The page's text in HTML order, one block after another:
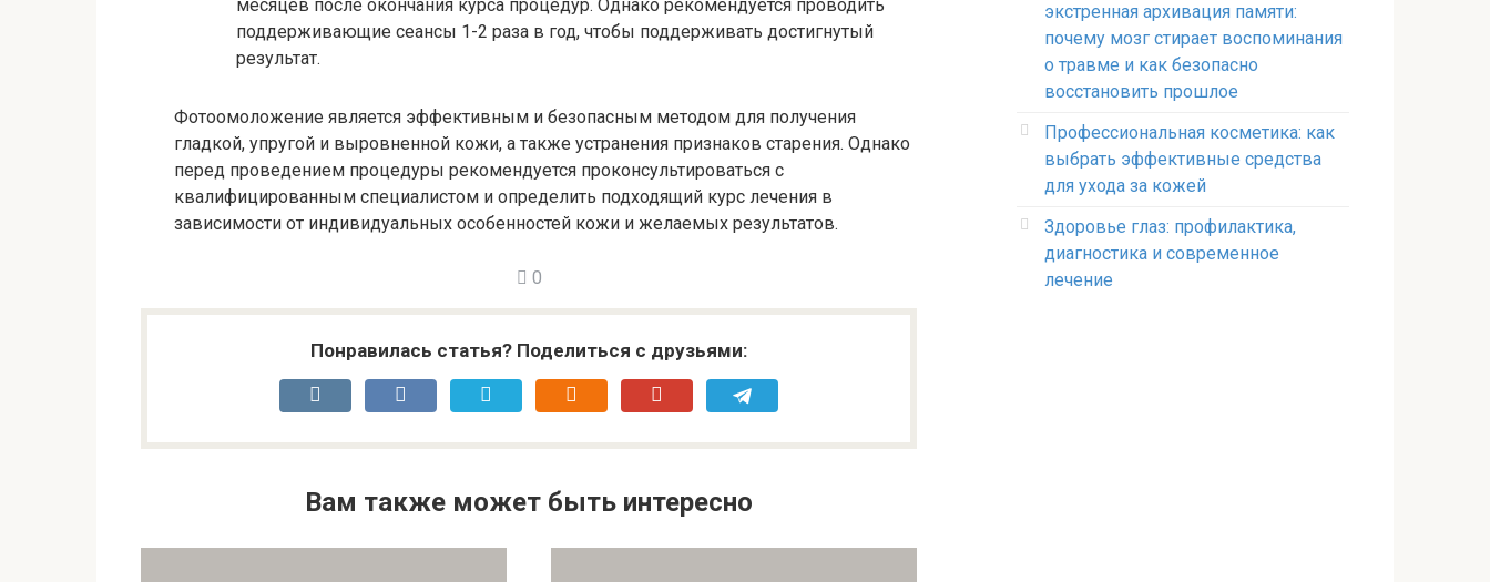
месяцев после окончания курса процедур. Однако рекомендуется проводить
поддерживающие сеансы 1-2 раза в год, чтобы поддерживать достигнутый
результат.
Фотоомоложение является эффективным и безопасным методом для получения
гладкой, упругой и выровненной кожи, а также устранения признаков старения. Однако
перед проведением процедуры рекомендуется проконсультироваться с
квалифицированным специалистом и определить подходящий курс лечения в
зависимости от индивидуальных особенностей кожи и желаемых результатов.
0
Понравилась статья? Поделиться с друзьями:
Вам также может быть интересно
экстренная архивация памяти:
почему мозг стирает воспоминания
о травме и как безопасно
восстановить прошлое
Профессиональная косметика: как
выбрать эффективные средства
для ухода за кожей
Здоровье глаз: профилактика,
диагностика и современное
лечение